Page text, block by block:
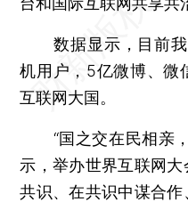
数据显示，目前我
机用户，5亿微博、微
互联网大国。
“国之交在民相亲，
示，举办世界互联网
共识、在共识中谋合